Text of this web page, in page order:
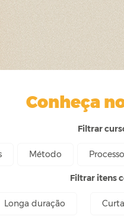
Conheça
Filtrar
Método
Filtrar itens
Longa duração